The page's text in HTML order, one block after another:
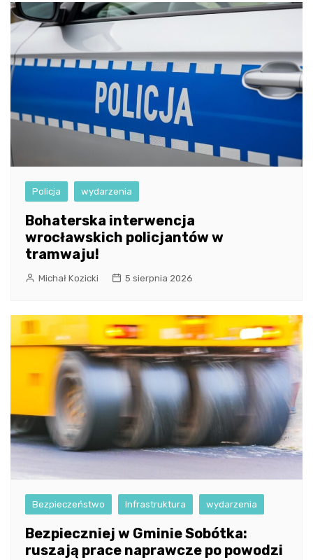
Policja wydarzenia
Bohaterska interwencja
wrocławskich policjantów w
tramwaju!
Michał Kozicki 5 sierpnia 2026
Bezpieczeństwo Infrastruktura wydarzenia
Bezpieczniej w Gminie Sobótka:
ruszają prace naprawcze po powodzi